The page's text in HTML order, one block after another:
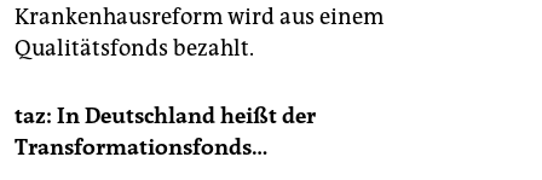
Krankenhausreform wird aus einem
Qualitätsfonds bezahlt.
taz: In Deutschland heißt der
Transformationsfonds…